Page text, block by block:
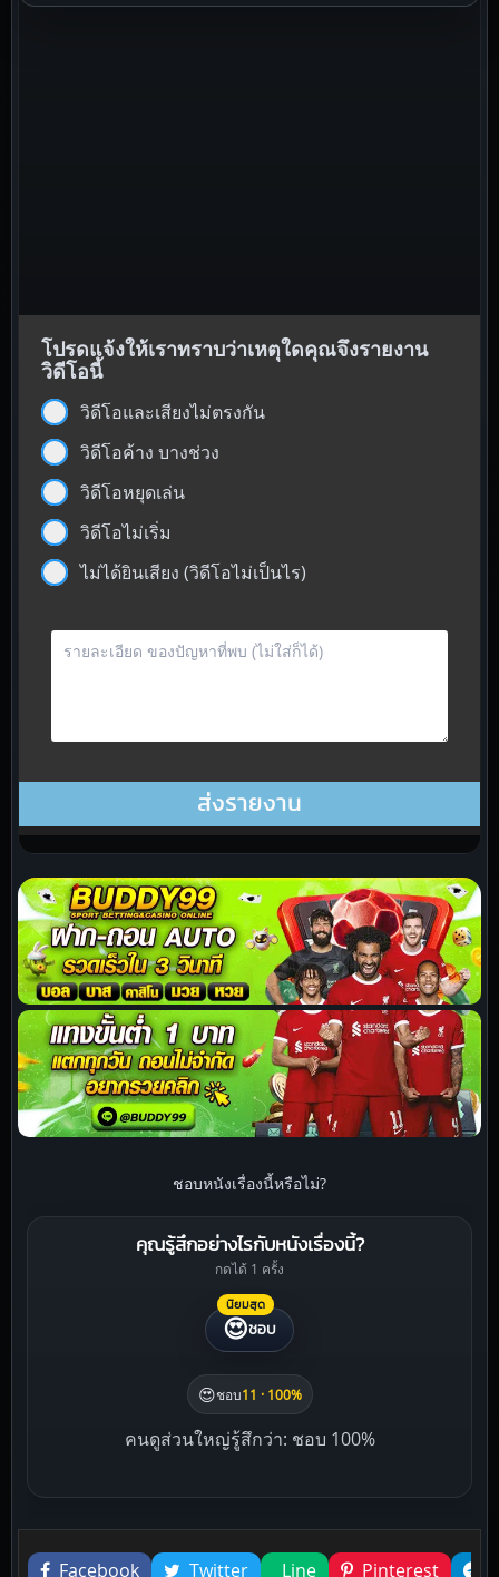
โปรดแจ้งให้เราทราบว่าเหตุใดคุณจึงรายงาน
วิดีโอนี้
วิดีโอและเสียงไม่ตรงกัน
วิดีโอค้าง บางช่วง
วิดีโอหยุดเล่น
วิดีโอไม่เริ่ม
ไม่ได้ยินเสียง (วิดีโอไม่เป็นไร)
ชอบหนังเรื่องนี้หรือไม่?
คุณรู้สึกอย่างไรกับหนังเรื่องนี้?
กดได้ 1 ครั้ง
นิยมสุด
😍ชอบ
😍ชอบ11 · 100%
คนดูส่วนใหญ่รู้สึกว่า: ชอบ 100%
Liked this
Facebook
Twitter Line Pinterest